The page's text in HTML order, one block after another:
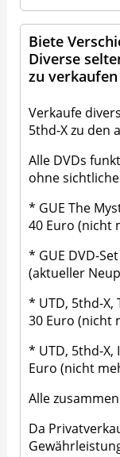
Biete
Diverse
zu verkaufen
Verkaufe
5thd-X zu den
Alle DVDs
ohne
* GUE The
40 Euro (nicht
* GUE DVD-
(aktueller
* UTD, 5thd-X,
30 Euro (nicht
* UTD, 5thd-X,
Euro (nicht
Alle
Da